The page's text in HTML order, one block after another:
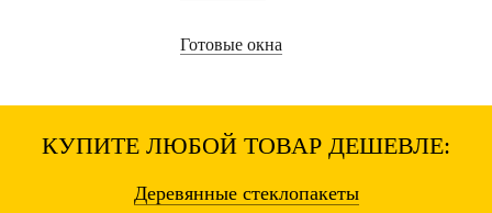
Готовые окна
КУПИТЕ ЛЮБОЙ ТОВАР ДЕШЕВЛЕ:
Деревянные стеклопакеты